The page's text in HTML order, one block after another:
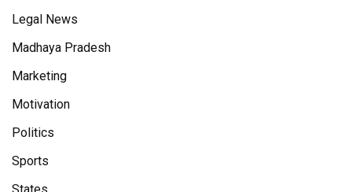
Legal News
Madhaya Pradesh
Marketing
Motivation
Politics
Sports